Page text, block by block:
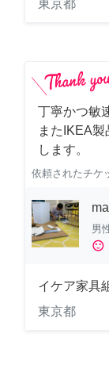
東京都
丁寧かつ敏
またIKEA
します。
依頼されたチケ
男
sentiment_satisfied
イケア家具
東京都